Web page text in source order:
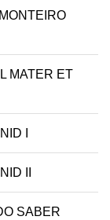
MATER ET
I
II
SABER